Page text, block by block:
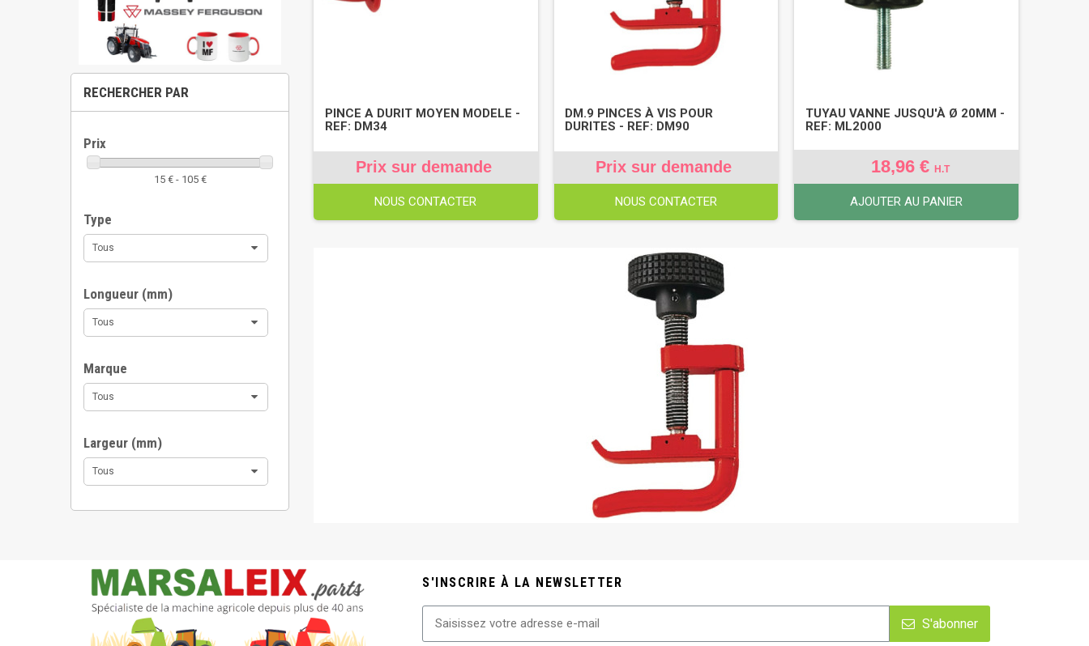
RECHERCHER PAR
Prix
15 € - 105 €
Type
Tous
Longueur (mm)
Tous
Marque
Tous
Largeur (mm)
Tous
PINCE A DURIT MOYEN MODELE -
REF: DM34
Prix sur demande
NOUS CONTACTER
DM.9 PINCES À VIS POUR
DURITES - REF: DM90
Prix sur demande
NOUS CONTACTER
TUYAU VANNE JUSQU'À Ø 20MM -
REF: ML2000
18,96 €H.T
AJOUTER AU PANIER
S'INSCRIRE À LA NEWSLETTER
S'abonner